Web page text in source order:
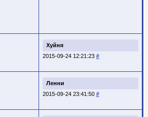
Хуйня
2015-09-24 12:21:23 #
Ленни
2015-09-24 23:41:50 #